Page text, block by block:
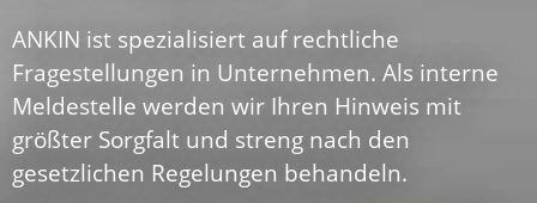
ANKIN ist spezialisiert auf rechtliche
Fragestellungen in Unternehmen. Als interne
Meldestelle werden wir Ihren Hinweis mit
größter Sorgfalt und streng nach den
gesetzlichen Regelungen behandeln.